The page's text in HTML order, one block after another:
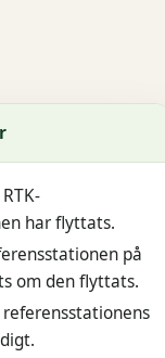
har flyttats.
på
om den flyttats.